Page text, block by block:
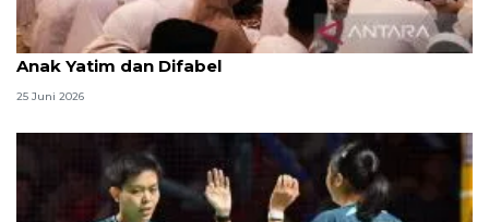
Menag jadikan setiap 10 Muharam sebagai Lebaran
Anak Yatim dan Difabel
25 Juni 2026